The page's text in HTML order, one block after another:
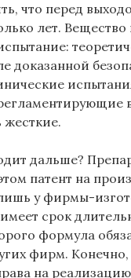
что перед
лет. Вещество
доказанной
жесткие.
дальше?
патент на
у фирмы-
срок
формула
фирм.
на